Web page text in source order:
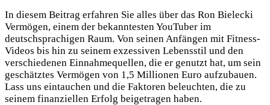
In diesem Beitrag erfahren Sie alles über das Ron Bielecki
Vermögen, einem der bekanntesten YouTuber im
deutschsprachigen Raum. Von seinen Anfängen mit Fitness-
Videos bis hin zu seinem exzessiven Lebensstil und den
verschiedenen Einnahmequellen, die er genutzt hat, um sein
geschätztes Vermögen von 1,5 Millionen Euro aufzubauen.
Lass uns eintauchen und die Faktoren beleuchten, die zu
seinem finanziellen Erfolg beigetragen haben.